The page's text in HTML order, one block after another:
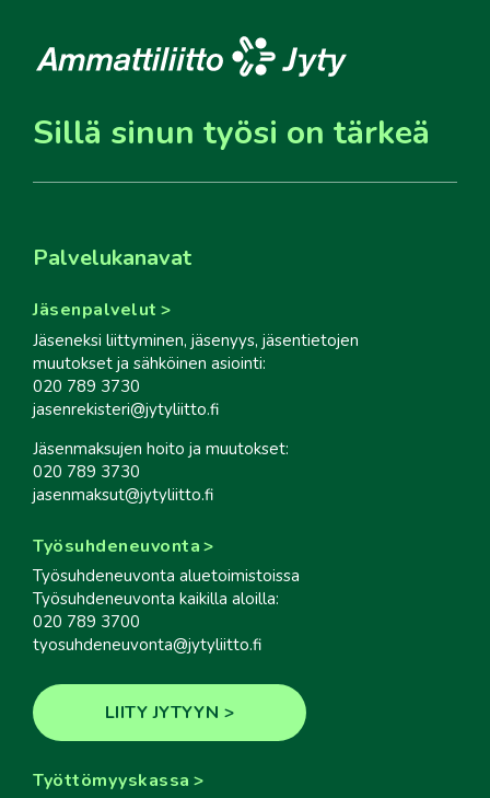
Sillä sinun työsi on tärkeä
Palvelukanavat
Jäsenpalvelut
Jäseneksi liittyminen, jäsenyys, jäsentietojen
muutokset ja sähköinen asiointi:
020 789 3730
jasenrekisteri@jytyliitto.fi
Jäsenmaksujen hoito ja muutokset:
020 789 3730
jasenmaksut@jytyliitto.fi
Työsuhdeneuvonta
Työsuhdeneuvonta aluetoimistoissa
Työsuhdeneuvonta kaikilla aloilla:
020 789 3700
tyosuhdeneuvonta@jytyliitto.fi
LIITY JYTYYN
Työttömyyskassa